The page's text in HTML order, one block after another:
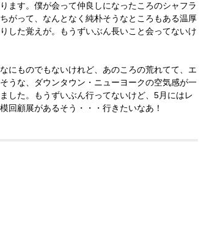
ます。僕が会って仲良しになったころのシャフラ
がって、なんとなく純朴そうなところもある温厚
した覚えが。もうずいぶん長いこと会ってないけ
にものでもないけれど、あのころの荒れてて、エ
うな、ダウンタウン・ニューヨークの空気感が一
した。もうずいぶん行ってないけど、5月にはレ
回顧展があるそう・・・行きたいなあ！